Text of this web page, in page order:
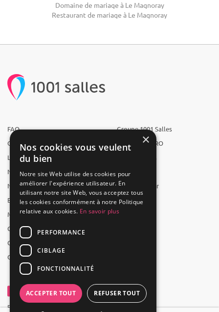
Domaine de mariage à Le Magnoray
Restaurant de mariage à Le Magnoray
FAQ
Qui sommes-nous ?
L'équipe
Nous recrutons
Nos partenaires
Espace presse
Mentions légales
CGV
CGU
Contact
Groupe 1001 Salles
1001 Salles PRO
1001 Traiteurs
1001 Artistes
Reserverunbar
MP2
Powered by Groupe 1001Salles
×
Nos cookies vous veulent
du bien
Notre site Web utilise des cookies pour
améliorer l'expérience utilisateur. En
utilisant notre site Web, vous acceptez tous
les cookies conformément à notre Politique
relative aux cookies. En savoir plus
PERFORMANCE
CIBLAGE
FONCTIONNALITÉ
ACCEPTER TOUT REFUSER TOUT